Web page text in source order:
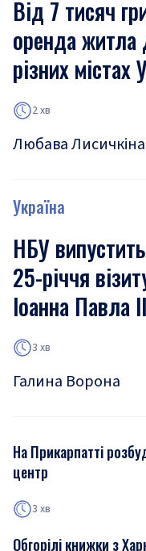
Від 7 тисяч
оренда житла
різних містах
2 хв
Любава Лисичкіна
Україна
НБУ
25-річчя
Іоанна Павла
3 хв
Галина Ворона
На Прикарпатті
центр
3 хв
Обгорілі книжки з